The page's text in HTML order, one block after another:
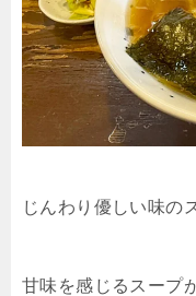
じんわり優しい味の
甘味を感じるスープ